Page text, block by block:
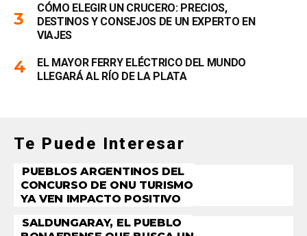
CÓMO ELEGIR UN CRUCERO: PRECIOS,
DESTINOS Y CONSEJOS DE UN EXPERTO EN
VIAJES
EL MAYOR FERRY ELÉCTRICO DEL MUNDO
LLEGARÁ AL RÍO DE LA PLATA
Te Puede Interesar
PUEBLOS ARGENTINOS DEL
CONCURSO DE ONU TURISMO
YA VEN IMPACTO POSITIVO
SALDUNGARAY, EL PUEBLO